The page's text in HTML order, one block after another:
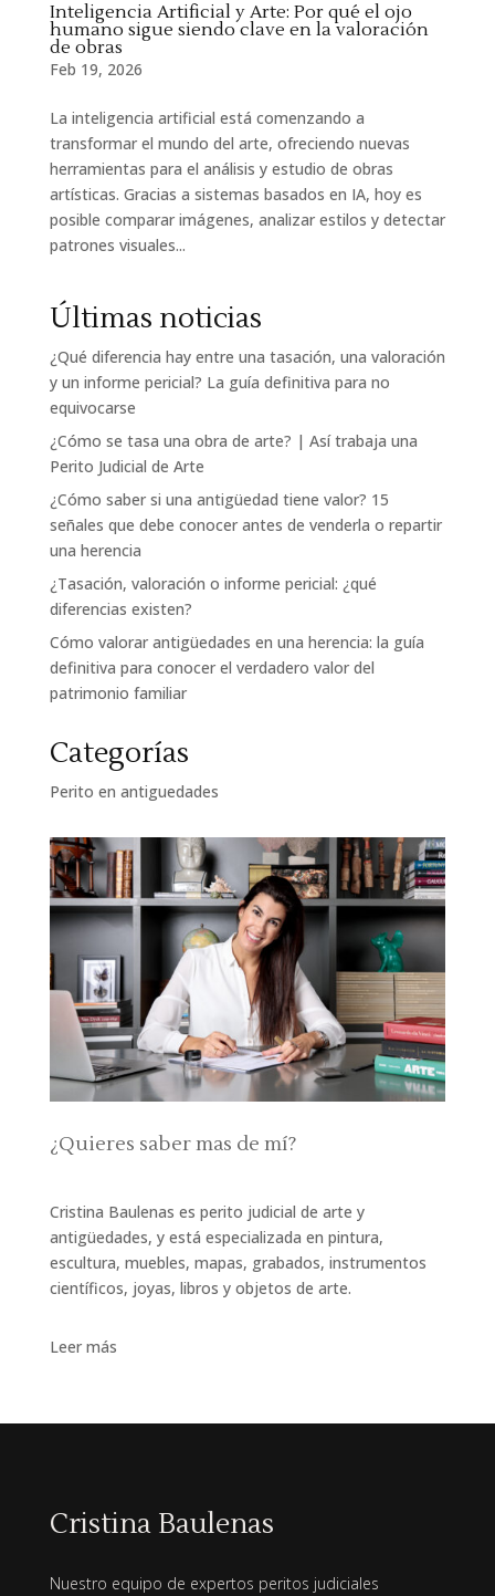
Inteligencia Artificial y Arte: Por qué el ojo
humano sigue siendo clave en la valoración
de obras
Feb 19, 2026
La inteligencia artificial está comenzando a
transformar el mundo del arte, ofreciendo nuevas
herramientas para el análisis y estudio de obras
artísticas. Gracias a sistemas basados en IA, hoy es
posible comparar imágenes, analizar estilos y detectar
patrones visuales...
Últimas noticias
¿Qué diferencia hay entre una tasación, una valoración
y un informe pericial? La guía definitiva para no
equivocarse
¿Cómo se tasa una obra de arte? | Así trabaja una
Perito Judicial de Arte
¿Cómo saber si una antigüedad tiene valor? 15
señales que debe conocer antes de venderla o repartir
una herencia
¿Tasación, valoración o informe pericial: ¿qué
diferencias existen?
Cómo valorar antigüedades en una herencia: la guía
definitiva para conocer el verdadero valor del
patrimonio familiar
Categorías
Perito en antiguedades
¿Quieres saber mas de mí?
Cristina Baulenas es perito judicial de arte y
antigüedades, y está especializada en pintura,
escultura, muebles, mapas, grabados, instrumentos
científicos, joyas, libros y objetos de arte.
Leer más
Cristina Baulenas
Nuestro equipo de expertos peritos judiciales